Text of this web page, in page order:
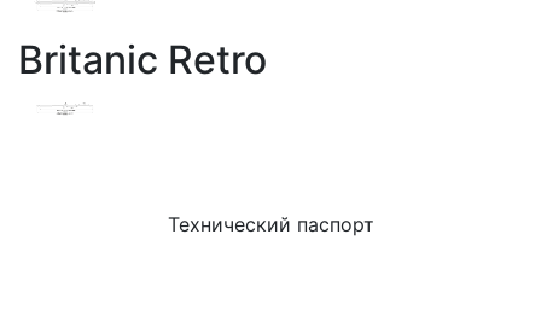
Britanic Retro
Технический паспорт